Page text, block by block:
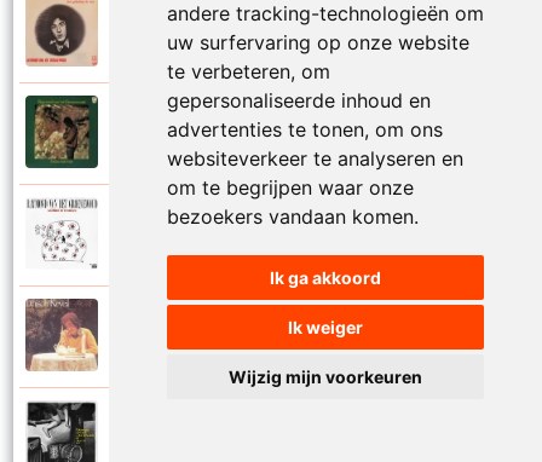
andere tracking-technologieën om
uw surfervaring op onze website
te verbeteren, om
gepersonaliseerde inhoud en
advertenties te tonen, om ons
websiteverkeer te analyseren en
om te begrijpen waar onze
bezoekers vandaan komen.
Ik ga akkoord
Ik weiger
Wijzig mijn voorkeuren
Raymond Van Het Groenewoud
Mijn lieve schatje
Raymond Van Het Groenewoud
Mijn schoolgaande jeugd
Raymond Van Het Groenewoud
Raymond Van Het Groenewoud
Moeder